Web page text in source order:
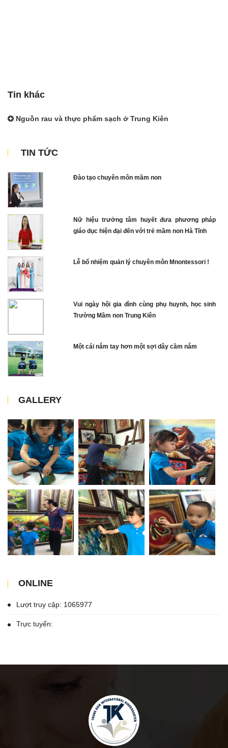
Tin khác
Nguồn rau và thực phẩm sạch ở Trung Kiên
TIN TỨC
Đào tạo chuyên môn mầm non
Nữ hiệu trưởng tâm huyết đưa phương pháp
giáo dục hiện đại đến với trẻ mầm non Hà Tĩnh
Lễ bổ nhiệm quản lý chuyên môn Mnontessori !
Vui ngày hội gia đình cùng phụ huynh, học sinh
Trường Mầm non Trung Kiên
Một cái nắm tay hơn một sợi dây cầm nắm
GALLERY
ONLINE
Lượt truy cập: 1065977
Trực tuyến: